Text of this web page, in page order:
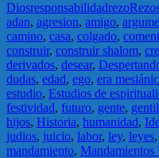
Diosresponsabilidadrezo
adan, agresion, amigo,
camino, casa, colgado,
construir, construir shalom,
derivados, desear,
dudas, edad, ego, era
estudio, Estudios de
festividad, futuro, gente, gentil
hijos, Historia, humanidad,
judios, juicio, labor, ley, leyes,
mandamiento, Mandamientos